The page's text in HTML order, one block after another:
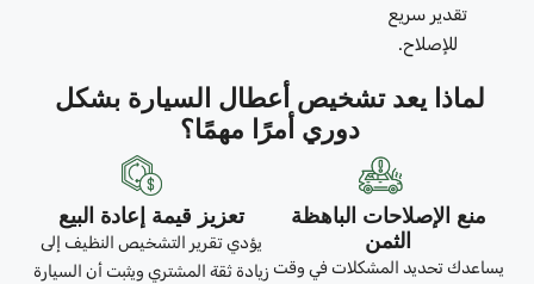
تقدير سريع
للإصلاح.
لماذا يعد تشخيص أعطال السيارة بشكل
دوري أمرًا مهمًا؟
منع الإصلاحات الباهظة
الثمن
يساعدك تحديد المشكلات في وقت
تعزيز قيمة إعادة البيع
يؤدي تقرير التشخيص النظيف إلى
زيادة ثقة المشتري ويثبت أن السيارة